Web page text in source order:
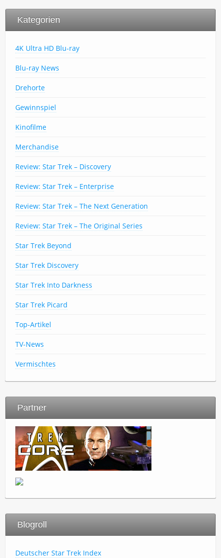
Kategorien
4K Ultra HD Blu-ray
Blu-ray News
Drehorte
Gewinnspiel
Kinofilme
Merchandise
Review: Star Trek – Discovery
Review: Star Trek – Enterprise
Review: Star Trek – The Next Generation
Review: Star Trek – The Original Series
Star Trek Beyond
Star Trek Discovery
Star Trek Into Darkness
Star Trek Picard
Top-Artikel
TV-News
Vermischtes
Partner
Blogroll
Deutscher Star Trek Index